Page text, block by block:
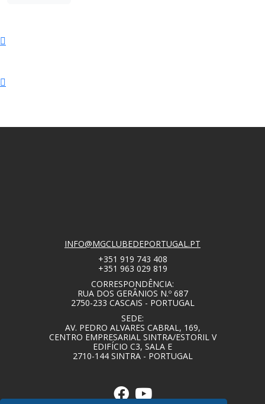
INFO@MGCLUBEDEPORTUGAL.PT
+351 919 743 408
+351 963 029 819
CORRESPONDÊNCIA:
RUA DOS GERÂNIOS N.º 687
2750-233 CASCAIS - PORTUGAL
SEDE:
AV. PEDRO ALVARES CABRAL, 169,
CENTRO EMPRESARIAL SINTRA/ESTORIL V
EDIFÍCIO C3, SALA E
2710-144 SINTRA - PORTUGAL